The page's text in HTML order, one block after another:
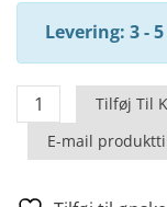
Levering: 3 -
Deluxe
F
Tilføj Til
E-mail